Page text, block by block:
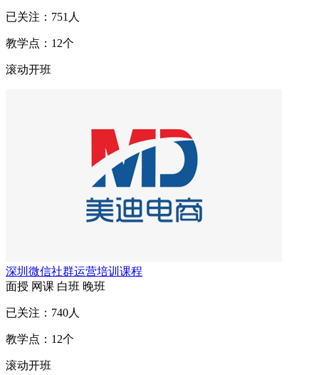
已关注： 751 人
教学点： 12个
滚动开班
深圳微信社群运营培训课程
面授 网课 白班 晚班
已关注： 740人
教学点： 12个
滚动开班